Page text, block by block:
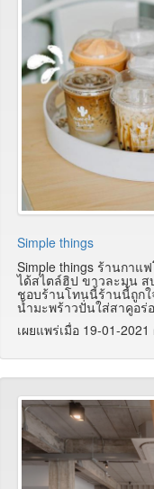
Simple things
Simple things ร้านกาแ
ได้สไตล์ฮิป ขาวละมุน
ชอบร้านโทนนี้ร้านนี้ถูก
น้ำมะพร้าวปั่นใส่สาคูอร่
เผยแพร่เมื่อ 19-01-